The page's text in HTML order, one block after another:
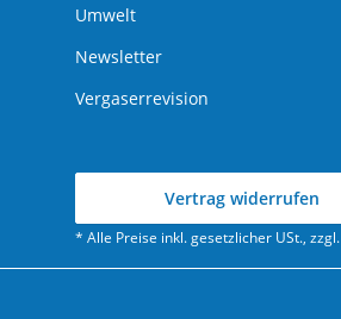
Umwelt
Newsletter
Vergaserrevision
Vertrag widerrufen
* Alle Preise inkl. gesetzlicher USt., zzgl.